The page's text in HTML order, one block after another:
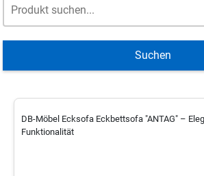
Suchen
DB-Möbel Ecksofa Eckbettsofa "ANTAG" –
Funktionalität